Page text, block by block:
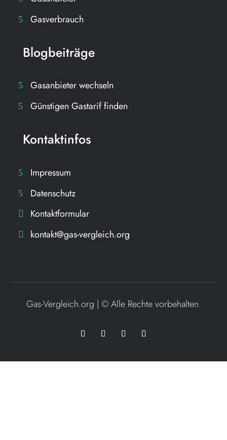
Gasverbrauch
Blogbeiträge
Gasanbieter wechseln
Günstigen Gastarif finden
Kontaktinfos
Impressum
Datenschutz
Kontaktformular
kontakt@gas-vergleich.org
Gas-Vergleich.org | ©Alle Rechte vorbehalten.